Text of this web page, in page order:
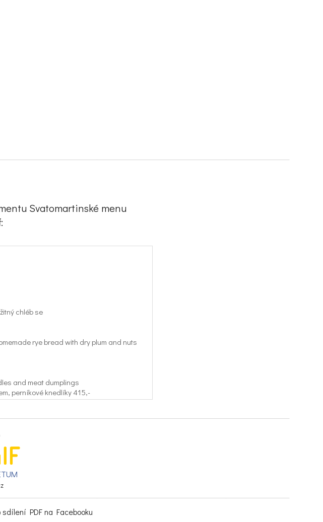
Svatomartinské menu
chléb se
rye bread with dry plum and nuts
and meat dumplings
perníkové knedlíky 415,-
dumplings
PDF na Facebooku